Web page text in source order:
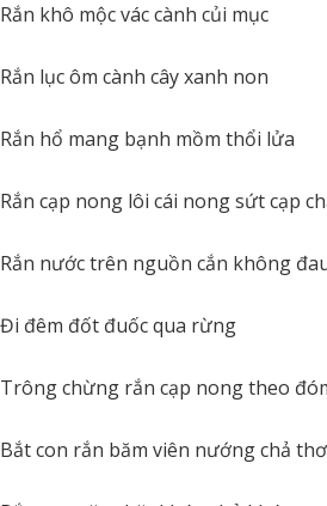
Rắn khô mộc vác cành củi mục
Rắn lục ôm cành cây xanh non
Rắn hổ mang bạnh mồm thổi lửa
Rắn cạp nong lôi cái nong sứt cạp
Rắn nước trên nguồn cắn không
Đi đêm đốt đuốc qua rừng
Trông chừng rắn cạp nong theo
Bắt con rắn băm viên nướng chả